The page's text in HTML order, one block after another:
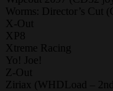
Worms: Director’s Cut
X-Out
XP8
Xtreme Racing
Yo! Joe!
Z-Out
Ziriax (WHDLoad –